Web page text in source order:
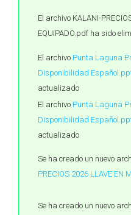
El archivo KALANI-
EQUIPADO.pdf ha sido
El archivo Punta Laguna
Disponibilidad
actualizado
El archivo Punta Laguna
Disponibilidad
actualizado
Se ha creado un nuevo
PRECIOS 2026 LLAVE EN
Se ha creado un nuevo